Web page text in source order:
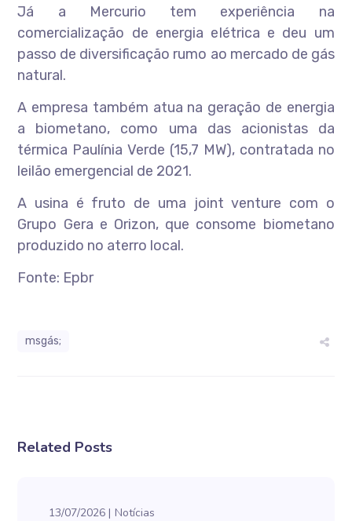
Já a Mercurio tem experiência na
comercialização de energia elétrica e deu um
passo de diversificação rumo ao mercado de gás
natural.
A empresa também atua na geração de energia
a biometano, como uma das acionistas da
térmica Paulínia Verde (15,7 MW), contratada no
leilão emergencial de 2021.
A usina é fruto de uma joint venture com o
Grupo Gera e Orizon, que consome biometano
produzido no aterro local.
Fonte: Epbr
msgás;
Related Posts
13/07/2026 Notícias